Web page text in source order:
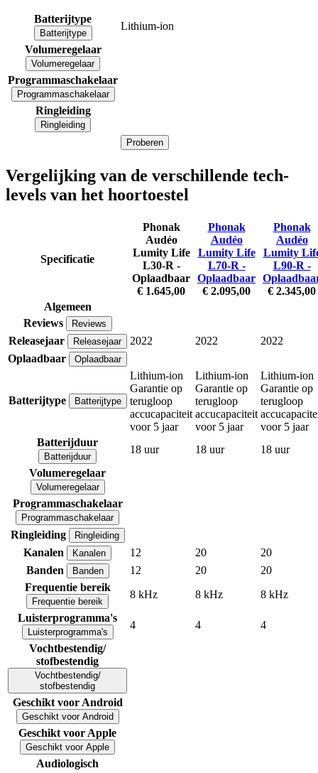
Batterijtype
Batterijtype
Lithium-ion
Volumeregelaar
Volumeregelaar
Programmaschakelaar
Programmaschakelaar
Ringleiding
Ringleiding
Proberen
Vergelijking van de verschillende tech-
levels van het hoortoestel
Specificatie
Phonak
Audéo
Lumity Life
L30-R -
Oplaadbaar
€ 1.645,00
Phonak
Audéo
Lumity Life
L70-R -
Oplaadbaar
€ 2.095,00
Phonak
Audéo
Lumity
L90-R -
€ 2.345,00
Algemeen
Reviews
Reviews
Releasejaar Releasejaar 2022 2022
2022
Oplaadbaar
Oplaadbaar
Batterijtype Batterijtype
Lithium-ion
Garantie op
terugloop
accucapaciteit
voor 5 jaar
Lithium-ion
Garantie op
terugloop
accucapaciteit
voor 5 jaar
Lithium-ion
Garantie op
terugloop
voor 5 jaar
Batterijduur
Batterijduur
18 uur 18 uur
18 uur
Volumeregelaar
Volumeregelaar
Programmaschakelaar
Programmaschakelaar
Ringleiding Ringleiding
Kanalen Kanalen 12 20
20
Banden
Banden 12 20
20
Frequentie bereik
Frequentie bereik
8 kHz 8 kHz
8 kHz
Luisterprogramma's
Luisterprogramma's
4 4
4
Vochtbestendig/
stofbestendig
Vochtbestendig/
stofbestendig
Geschikt voor Android
Geschikt voor Android
Geschikt voor Apple
Geschikt voor Apple
Audiologisch